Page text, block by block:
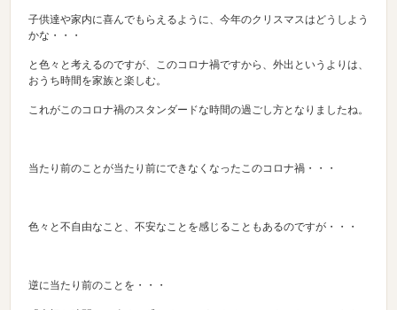
子供達や家内に喜んでもらえるように、今年のクリスマスはどうしよう
かな・・・
と色々と考えるのですが、このコロナ禍ですから、外出というよりは、
おうち時間を家族と楽しむ。
これがこのコロナ禍のスタンダードな時間の過ごし方となりましたね。
当たり前のことが当たり前にできなくなったこのコロナ禍・・・
色々と不自由なこと、不安なことを感じることもあるのですが・・・
逆に当たり前のことを・・・